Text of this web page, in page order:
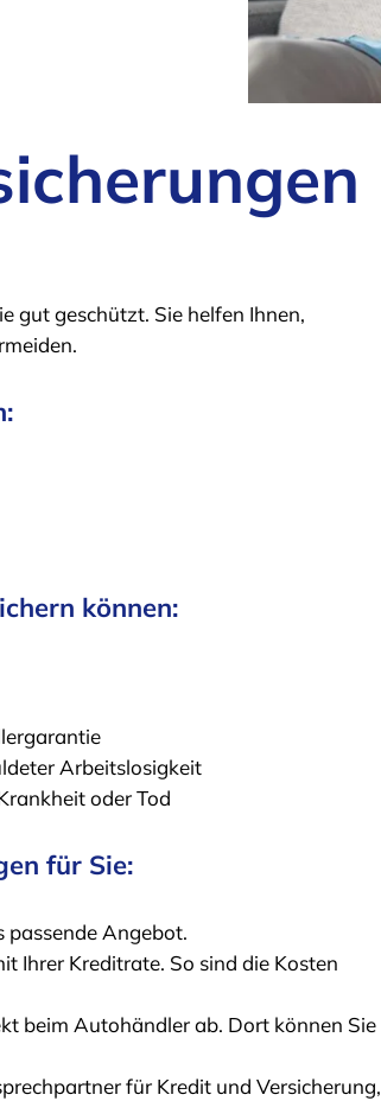
gut geschützt. Sie helfen Ihnen,
können:
Arbeits­losigkeit
oder Tod
für Sie:
passende Angebot.
Ihrer Kreditrate. So sind die Kosten
beim Autohändler ab. Dort können Sie
für Kredit und Versicherung,